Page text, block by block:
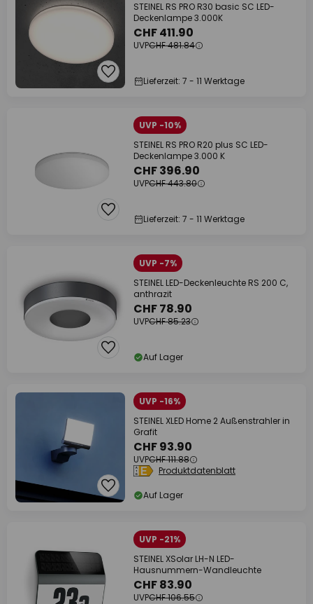
STEINEL RS PRO R30 basic SC LED-
Deckenlampe 3.000K
CHF 411.90
UVPCHF 481.84
Lieferzeit: 7 - 11 Werktage
UVP -10%
STEINEL RS PRO R20 plus SC LED-
Deckenlampe 3.000 K
CHF 396.90
UVPCHF 443.80
Lieferzeit: 7 - 11 Werktage
UVP -7%
STEINEL LED-Deckenleuchte RS 200 C,
anthrazit
CHF 78.90
UVPCHF 85.23
Auf Lager
UVP -16%
STEINEL XLED Home 2 Außenstrahler in
Grafit
CHF 93.90
UVPCHF 111.88
Produktdatenblatt
Auf Lager
UVP -21%
STEINEL XSolar LH-N LED-
Hausnummern-Wandleuchte
CHF 83.90
UVPCHF 106.55